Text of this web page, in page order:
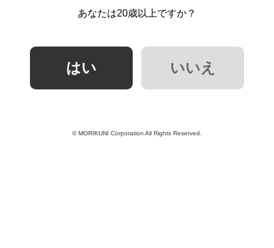
あなたは20歳以上ですか？
© MORIKUNI Corporation All Rights Reserved.